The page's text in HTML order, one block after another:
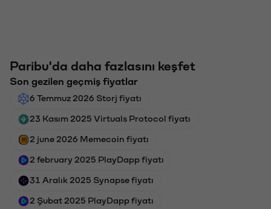
Paribu'da daha fazlasını keşfet
Son gezilen geçmiş fiyatlar
6 Temmuz 2026 Storj fiyatı
23 Kasım 2025 Virtuals Protocol fiyatı
2 june 2026 Memecoin fiyatı
2 february 2025 PlayDapp fiyatı
31 Aralık 2025 Synapse fiyatı
2 Şubat 2025 PlayDapp fiyatı